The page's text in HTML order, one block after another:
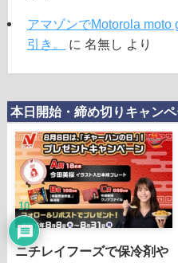
アマゾンでMotorola moto
引き。
に 名無し より
本日開始・締め切りキャンペ
ニチレイフーズで保冷剤や
10